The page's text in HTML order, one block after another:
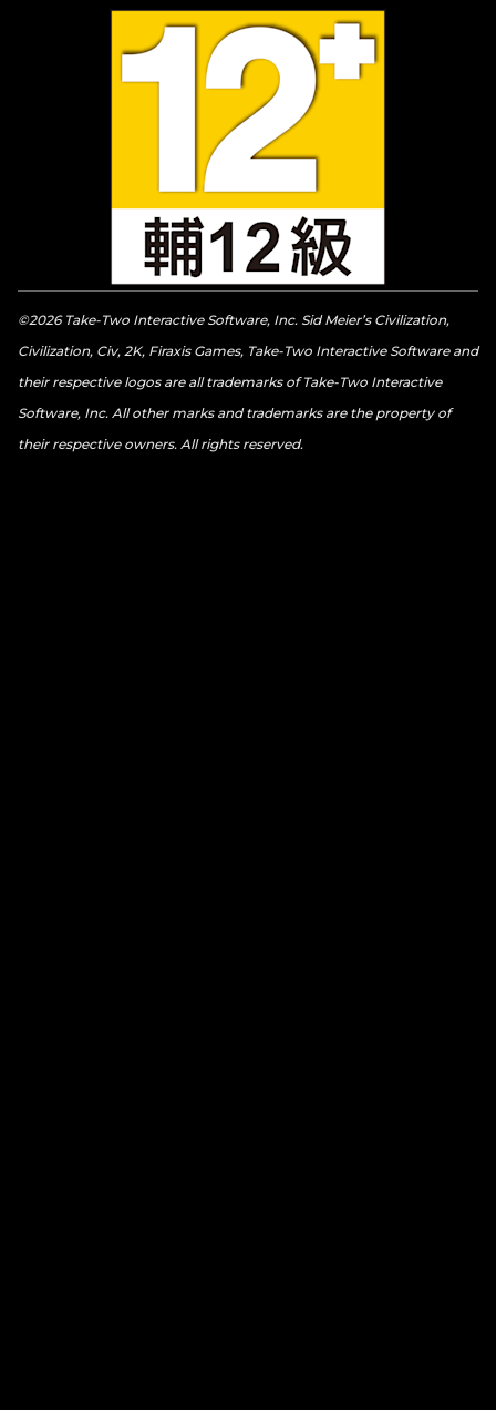
©2026 Take-Two Interactive Software, Inc. Sid Meier’s Civilization,
Civilization, Civ, 2K, Firaxis Games, Take-Two Interactive Software and
their respective logos are all trademarks of Take-Two Interactive
Software, Inc. All other marks and trademarks are the property of
their respective owners. All rights reserved.